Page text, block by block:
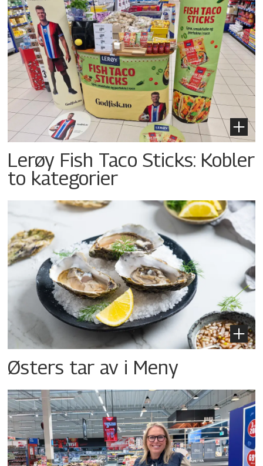
Lerøy Fish Taco Sticks: Kobler
to kategorier
Østers tar av i Meny